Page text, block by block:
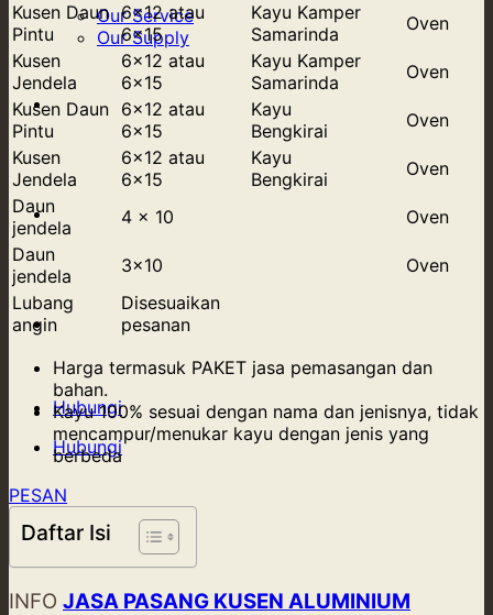
Our Service
Our Supply
Tentang Kami
Blog
Kontak Kami
Hubungi
Hubungi
Kusen Daun
Pintu
6×12 atau
6×15
Kayu Kamper
Samarinda
Oven
Kusen
Jendela
6×12 atau
6×15
Kayu Kamper
Samarinda
Oven
Kusen Daun
Pintu
6×12 atau
6×15
Kayu
Bengkirai
Oven
Kusen
Jendela
6×12 atau
6×15
Kayu
Bengkirai
Oven
Daun
jendela
4 x 10
Oven
Daun
jendela
3×10
Oven
Lubang
angin
Disesuaikan
pesanan
Harga termasuk PAKET jasa pemasangan dan
bahan.
Kayu 100% sesuai dengan nama dan jenisnya, tidak
mencampur/menukar kayu dengan jenis yang
berbeda
PESAN
Daftar Isi
INFO JASA PASANG KUSEN ALUMINIUM